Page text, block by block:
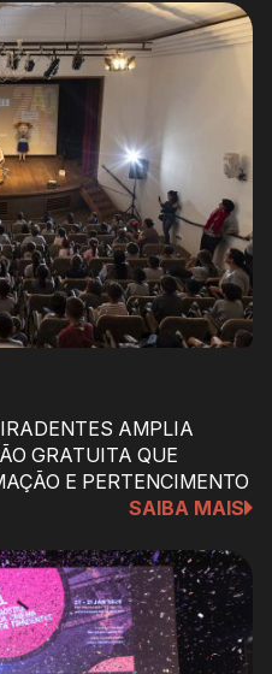
AMPLIA
GRATUITA QUE
E PERTENCIMENTO
SAIBA MAIS